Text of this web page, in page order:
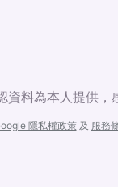
料為本人提供，
隱私權政策及 服務